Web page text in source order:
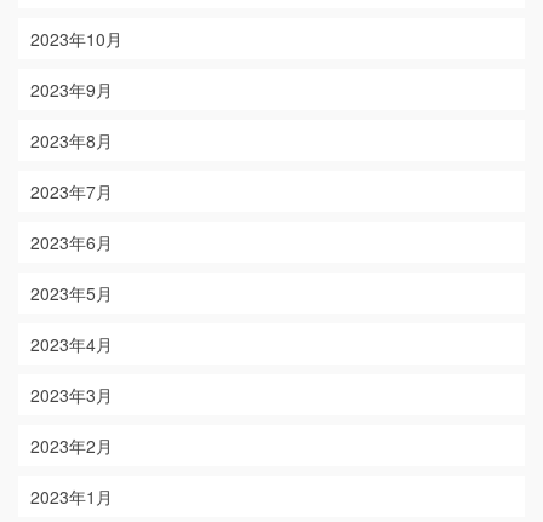
2023年10月
2023年9月
2023年8月
2023年7月
2023年6月
2023年5月
2023年4月
2023年3月
2023年2月
2023年1月